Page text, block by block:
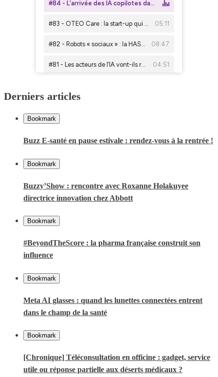
Derniers articles
Bookmark
Buzz E-santé en pause estivale : rendez-vous à la rentrée !
Bookmark
Buzzy’Show : rencontre avec Roxanne Holakuyee
directrice innovation chez Abbott
Bookmark
#BeyondTheScore : la pharma française construit son
influence
Bookmark
Meta AI glasses : quand les lunettes connectées entrent
dans le champ de la santé
Bookmark
[Chronique] Téléconsultation en officine : gadget, service
utile ou réponse partielle aux déserts médicaux ?